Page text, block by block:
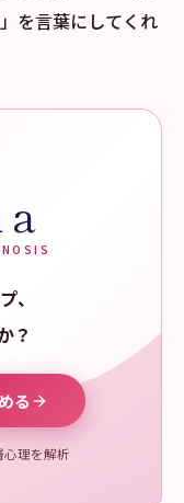
を言葉にしてくれ
、
？
る
心理を解析